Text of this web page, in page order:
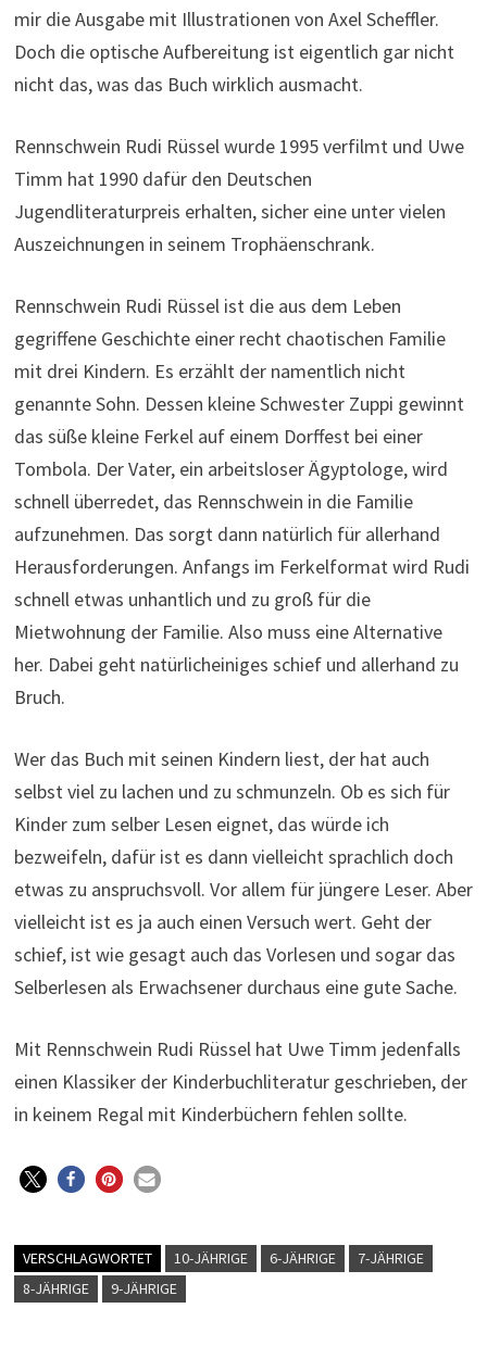
mir die Ausgabe mit Illustrationen von Axel Scheffler.
Doch die optische Aufbereitung ist eigentlich gar nicht
nicht das, was das Buch wirklich ausmacht.
Rennschwein Rudi Rüssel wurde 1995 verfilmt und Uwe
Timm hat 1990 dafür den Deutschen
Jugendliteraturpreis erhalten, sicher eine unter vielen
Auszeichnungen in seinem Trophäenschrank.
Rennschwein Rudi Rüssel ist die aus dem Leben
gegriffene Geschichte einer recht chaotischen Familie
mit drei Kindern. Es erzählt der namentlich nicht
genannte Sohn. Dessen kleine Schwester Zuppi gewinnt
das süße kleine Ferkel auf einem Dorffest bei einer
Tombola. Der Vater, ein arbeitsloser Ägyptologe, wird
schnell überredet, das Rennschwein in die Familie
aufzunehmen. Das sorgt dann natürlich für allerhand
Herausforderungen. Anfangs im Ferkelformat wird Rudi
schnell etwas unhantlich und zu groß für die
Mietwohnung der Familie. Also muss eine Alternative
her. Dabei geht natürlicheiniges schief und allerhand zu
Bruch.
Wer das Buch mit seinen Kindern liest, der hat auch
selbst viel zu lachen und zu schmunzeln. Ob es sich für
Kinder zum selber Lesen eignet, das würde ich
bezweifeln, dafür ist es dann vielleicht sprachlich doch
etwas zu anspruchsvoll. Vor allem für jüngere Leser. Aber
vielleicht ist es ja auch einen Versuch wert. Geht der
schief, ist wie gesagt auch das Vorlesen und sogar das
Selberlesen als Erwachsener durchaus eine gute Sache.
Mit Rennschwein Rudi Rüssel hat Uwe Timm jedenfalls
einen Klassiker der Kinderbuchliteratur geschrieben, der
in keinem Regal mit Kinderbüchern fehlen sollte.
VERSCHLAGWORTET 10-JÄHRIGE 6-JÄHRIGE
7-JÄHRIGE
8-JÄHRIGE
9-JÄHRIGE